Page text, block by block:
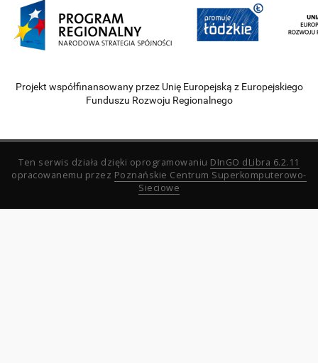
Projekt współfinansowany przez Unię Europejską z Europejskiego
Funduszu Rozwoju Regionalnego
Ten serwis działa dzięki oprogramowaniu DInGO dLibra 6.2.11
opracowanemu przez Poznańskie Centrum Superkomputerowo-
Sieciowe